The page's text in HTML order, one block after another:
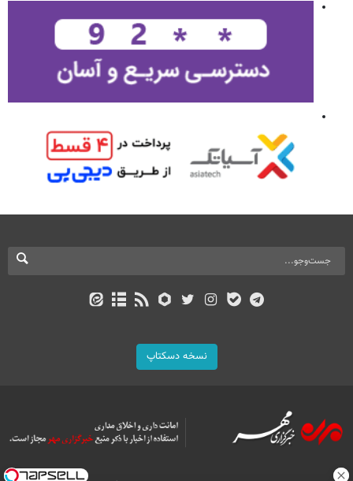
نسخه دسکتاپ